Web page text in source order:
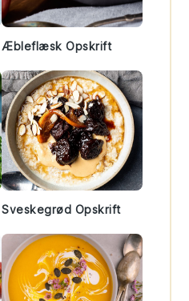
Æbleflæsk Opskrift
Sveskegrød Opskrift